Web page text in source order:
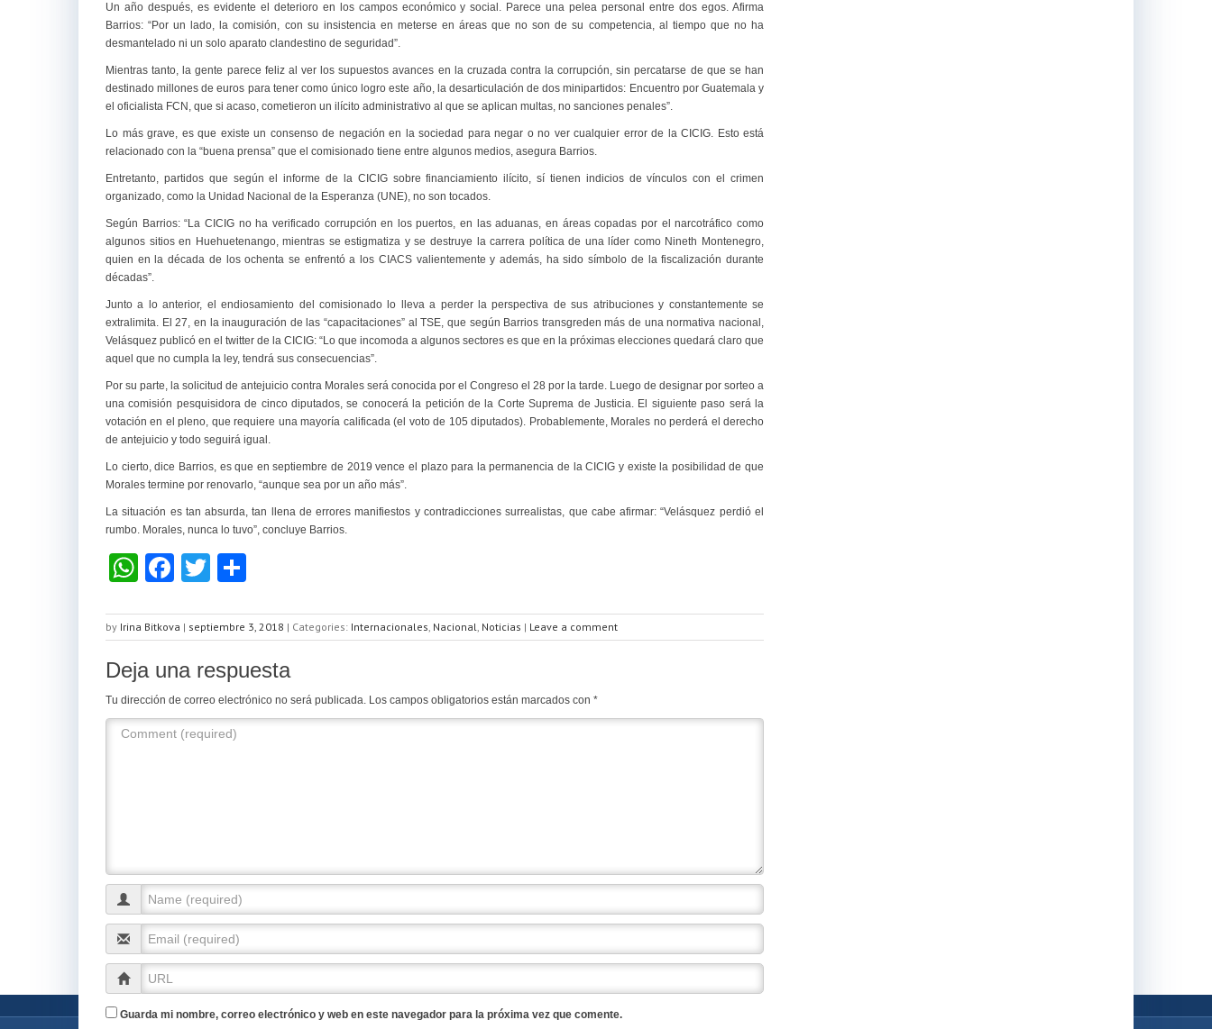
Un año después, es evidente el deterioro en los campos económico y social. Parece una pelea personal entre dos egos. Afirma
Barrios: “Por un lado, la comisión, con su insistencia en meterse en áreas que no son de su competencia, al tiempo que no ha
desmantelado ni un solo aparato clandestino de seguridad”.
Mientras tanto, la gente parece feliz al ver los supuestos avances en la cruzada contra la corrupción, sin percatarse de que se han
destinado millones de euros para tener como único logro este año, la desarticulación de dos minipartidos: Encuentro por Guatemala y
el oficialista FCN, que si acaso, cometieron un ilícito administrativo al que se aplican multas, no sanciones penales”.
Lo más grave, es que existe un consenso de negación en la sociedad para negar o no ver cualquier error de la CICIG. Esto está
relacionado con la “buena prensa” que el comisionado tiene entre algunos medios, asegura Barrios.
Entretanto, partidos que según el informe de la CICIG sobre financiamiento ilícito, sí tienen indicios de vínculos con el crimen
organizado, como la Unidad Nacional de la Esperanza (UNE), no son tocados.
Según Barrios: “La CICIG no ha verificado corrupción en los puertos, en las aduanas, en áreas copadas por el narcotráfico como
algunos sitios en Huehuetenango, mientras se estigmatiza y se destruye la carrera política de una líder como Nineth Montenegro,
quien en la década de los ochenta se enfrentó a los CIACS valientemente y además, ha sido símbolo de la fiscalización durante
décadas”.
Junto a lo anterior, el endiosamiento del comisionado lo lleva a perder la perspectiva de sus atribuciones y constantemente se
extralimita. El 27, en la inauguración de las “capacitaciones” al TSE, que según Barrios transgreden más de una normativa nacional,
Velásquez publicó en el twitter de la CICIG: “Lo que incomoda a algunos sectores es que en la próximas elecciones quedará claro que
aquel que no cumpla la ley, tendrá sus consecuencias”.
Por su parte, la solicitud de antejuicio contra Morales será conocida por el Congreso el 28 por la tarde. Luego de designar por sorteo a
una comisión pesquisidora de cinco diputados, se conocerá la petición de la Corte Suprema de Justicia. El siguiente paso será la
votación en el pleno, que requiere una mayoría calificada (el voto de 105 diputados). Probablemente, Morales no perderá el derecho
de antejuicio y todo seguirá igual.
Lo cierto, dice Barrios, es que en septiembre de 2019 vence el plazo para la permanencia de la CICIG y existe la posibilidad de que
Morales termine por renovarlo, “aunque sea por un año más”.
La situación es tan absurda, tan llena de errores manifiestos y contradicciones surrealistas, que cabe afirmar: “Velásquez perdió el
rumbo. Morales, nunca lo tuvo”, concluye Barrios.
W
at
A
p
p
F
c
b
o
o
T
tt
m
ar
tir
by Irina Bitkova | septiembre 3, 2018 | Categories: Internacionales, Nacional, Noticias | Leave a comment
Deja una respuesta
Tu dirección de correo electrónico no será publicada. Los campos obligatorios están marcados con *
Guarda mi nombre, correo electrónico y web en este navegador para la próxima vez que comente.